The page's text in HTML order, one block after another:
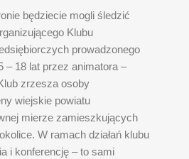
będziecie mogli śledzić
Klubu
prowadzonego
– 18 lat przez animatora –
zrzesza osoby
wiejskie powiatu
mierze zamieszkujących
W ramach działań klubu
i konferencję – to sami